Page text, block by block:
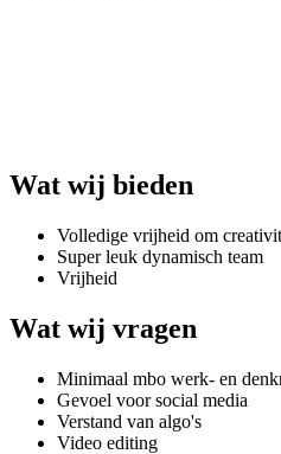
Wat wij bieden
Volledige vrijheid om
Super leuk dynamisch team
Vrijheid
Wat wij vragen
Minimaal mbo werk- en
Gevoel voor social media
Verstand van algo's
Video editing